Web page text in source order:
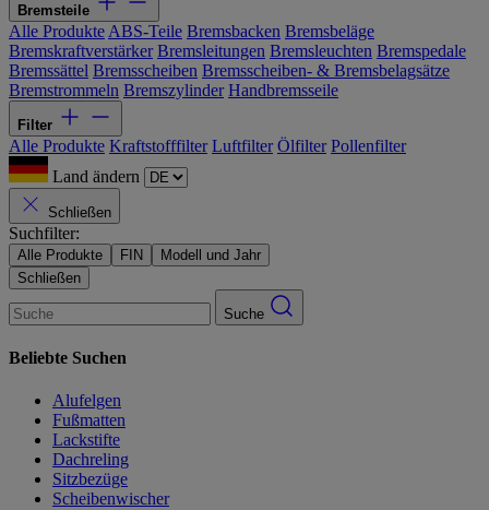
Bremsteile
Alle Produkte ABS-Teile Bremsbacken Bremsbeläge
Bremskraftverstärker Bremsleitungen Bremsleuchten Bremspedale
Bremssättel Bremsscheiben Bremsscheiben- & Bremsbelagsätze
Bremstrommeln Bremszylinder Handbremsseile
Filter
Alle Produkte Kraftstofffilter Luftfilter Ölfilter Pollenfilter
Land ändern
Schließen
Suchfilter:
Alle Produkte FIN
Modell und Jahr
Schließen
Suche
Beliebte Suchen
Alufelgen
Fußmatten
Lackstifte
Dachreling
Sitzbezüge
Scheibenwischer